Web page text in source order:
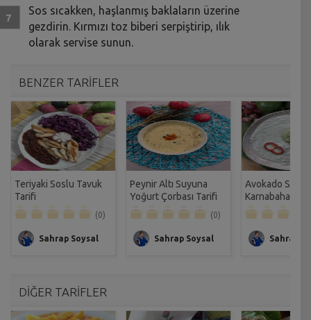
Sos sıcakken, haşlanmış baklaların üzerine
gezdirin. Kırmızı toz biberi serpiştirip, ılık
olarak servise sunun.
BENZER TARİFLER
Teriyaki Soslu Tavuk
Tarifi
(0)
Sahrap Soysal
Peynir Altı Suyuna
Yoğurt Çorbası Tarifi
(0)
Sahrap Soysal
Avokado Soslu
Karnabahar
Tarifi
Sahrap
DİĞER TARİFLER